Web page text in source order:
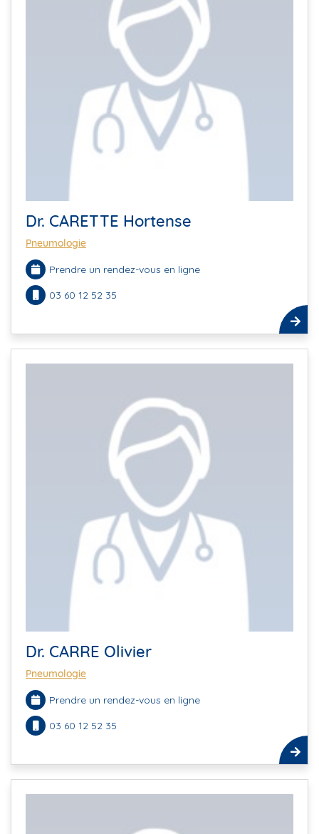
Dr. CARETTE Hortense
Pneumologie
Prendre un rendez-vous en ligne
03 60 12 52 35
Dr. CARRE Olivier
Pneumologie
Prendre un rendez-vous en ligne
03 60 12 52 35